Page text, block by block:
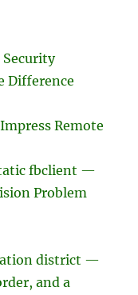
Security
Difference
Remote
fbclient —
Problem
district —
and a